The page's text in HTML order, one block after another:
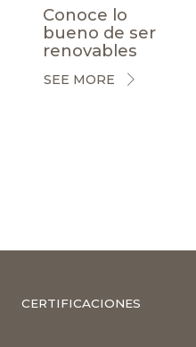
Conoce lo
bueno de ser
renovables
SEE MORE
CERTIFICACIONES